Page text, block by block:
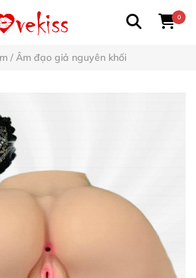
0
/ Âm đạo giả nguyên khối